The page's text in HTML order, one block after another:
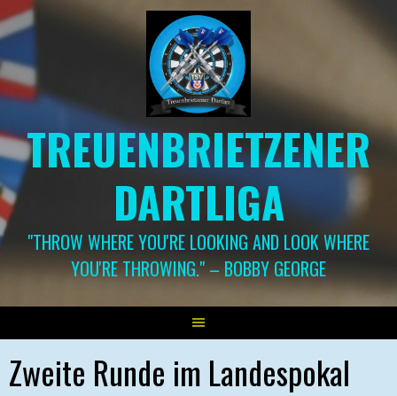
Springe
zum
TREUENBRIETZENER
DARTLIGA
"THROW WHERE YOU'RE LOOKING AND LOOK WHERE
YOU'RE THROWING." – BOBBY GEORGE
Zweite Runde im Landespokal